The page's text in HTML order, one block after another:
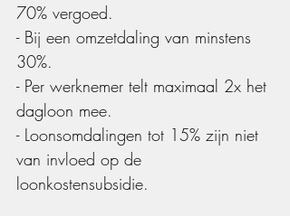
70% vergoed.
- Bij een omzetdaling van minstens
30%.
- Per werknemer telt maximaal 2x het
dagloon mee.
- Loonsomdalingen tot 15% zijn niet
van invloed op de
loonkostensubsidie.